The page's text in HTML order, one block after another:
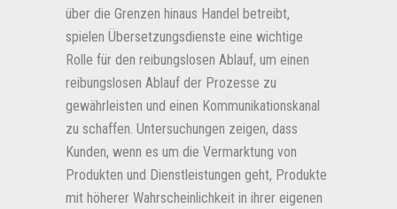
über die Grenzen hinaus Handel betreibt,
spielen Übersetzungsdienste eine wichtige
Rolle für den reibungslosen Ablauf, um einen
reibungslosen Ablauf der Prozesse zu
gewährleisten und einen Kommunikationskanal
zu schaffen. Untersuchungen zeigen, dass
Kunden, wenn es um die Vermarktung von
Produkten und Dienstleistungen geht, Produkte
mit höherer Wahrscheinlichkeit in ihrer eigenen